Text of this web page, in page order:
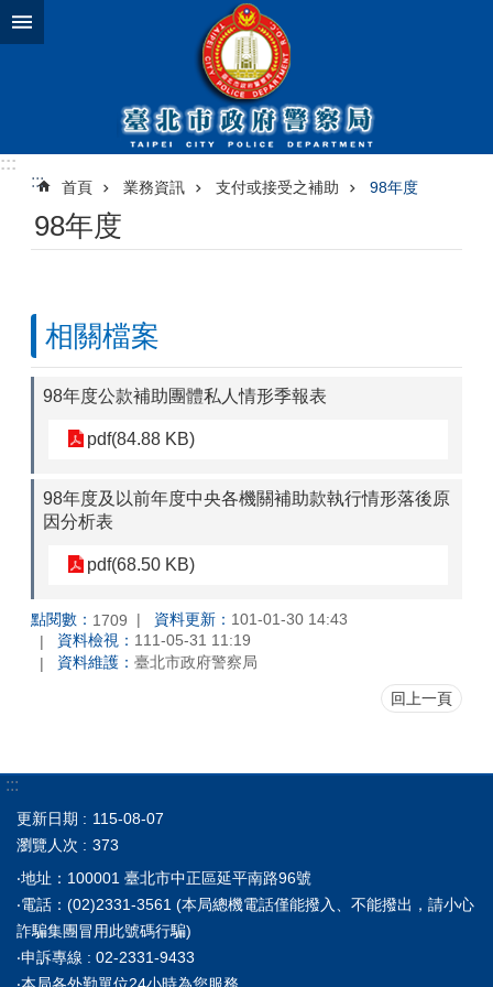
跳到主要內容區塊
:::
:::
首頁 業務資訊 支付或接受之補助 98年度
98年度
相關檔案
98年度公款補助團體私人情形季報表
pdf(84.88 KB)
98年度及以前年度中央各機關補助款執行情形落後原
因分析表
pdf(68.50 KB)
點閱數： 1709 資料更新： 101-01-30 14:43
資料檢視： 111-05-31 11:19
資料維護： 臺北市政府警察局
回上一頁
:::
更新日期
115-08-07
瀏覽人次
373
‧地址：100001 臺北市中正區延平南路96號
‧電話：(02)2331-3561 (本局總機電話僅能撥入、不能撥出，請小心
詐騙集團冒用此號碼行騙)
‧申訴專線 : 02-2331-9433